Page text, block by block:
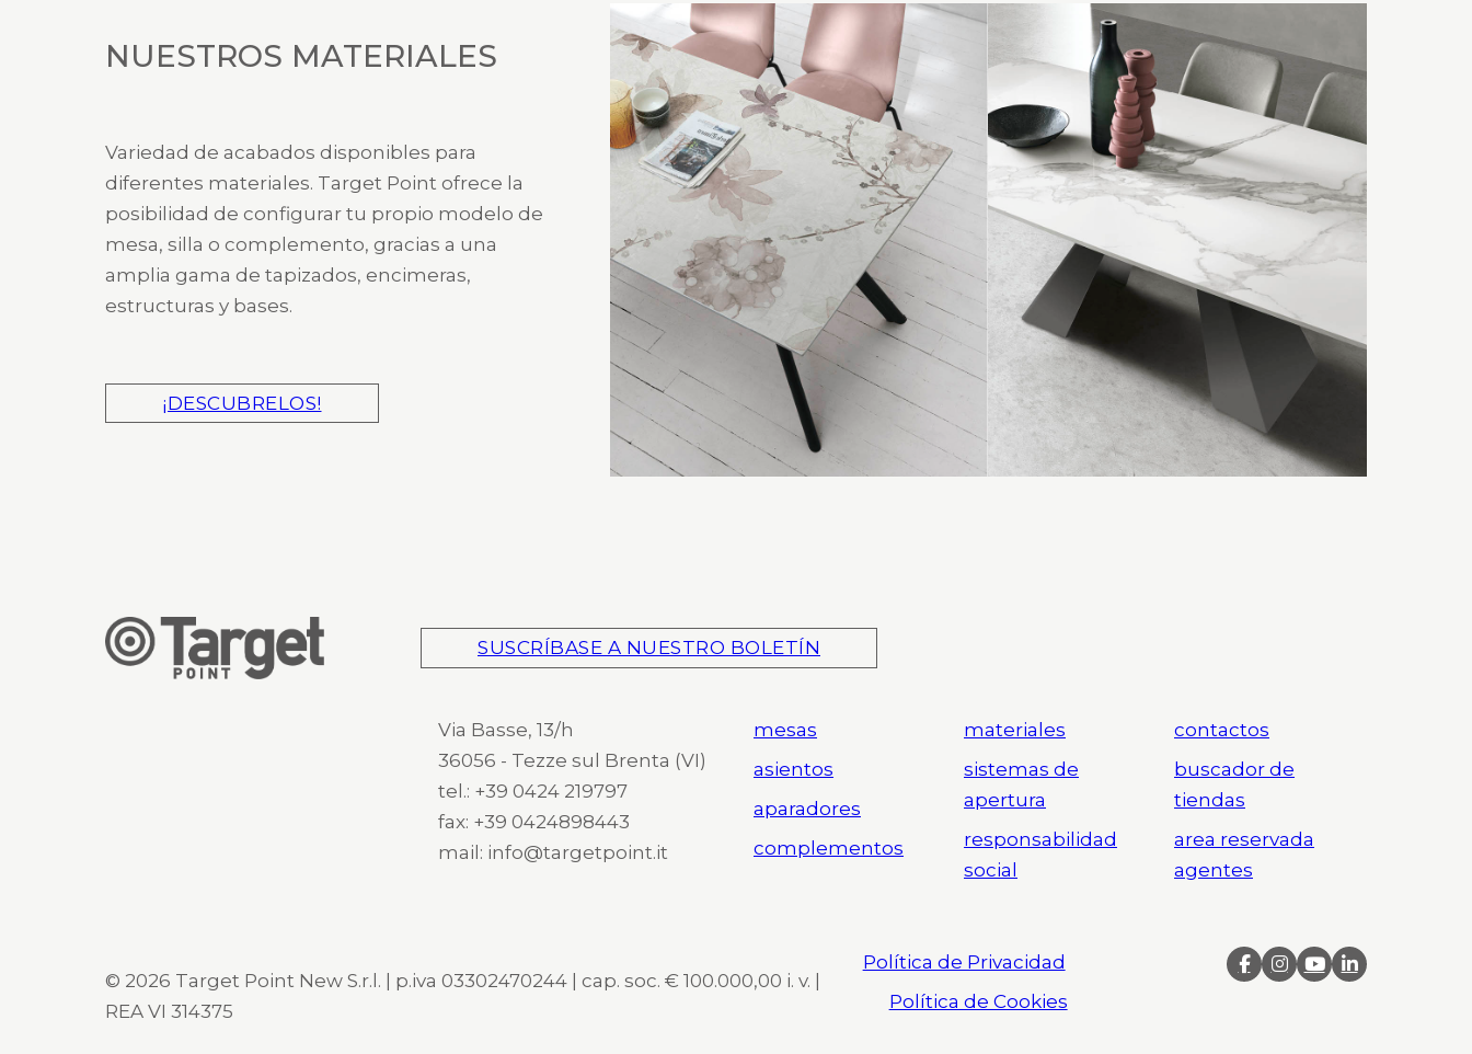
NUESTROS MATERIALES
Variedad de acabados disponibles para
diferentes materiales. Target Point ofrece la
posibilidad de configurar tu propio modelo de
mesa, silla o complemento, gracias a una
amplia gama de tapizados, encimeras,
estructuras y bases.
¡DESCUBRELOS!
SUSCRÍBASE A NUESTRO BOLETÍN
Via Basse, 13/h
36056 - Tezze sul Brenta (VI)
tel.: +39 0424 219797
fax: +39 0424898443
mail: info@targetpoint.it
mesas
asientos
aparadores
complementos
materiales
sistemas de
apertura
responsabilidad
social
contactos
buscador de
tiendas
area reservada
agentes
© 2026 Target Point New S.r.l. | p.iva 03302470244 | cap. soc. € 100.000,00 i. v. |
REA VI 314375
Política de Privacidad
Política de Cookies